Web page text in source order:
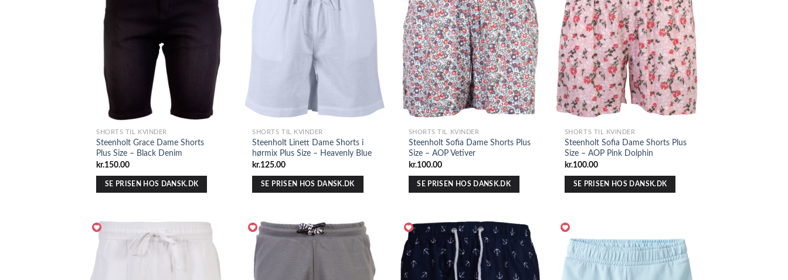
SHORTS TIL KVINDER
Steenholt Grace Dame Shorts
Plus Size – Black Denim
kr.150.00
SE PRISEN HOS DANSK.DK
SHORTS TIL KVINDER
Steenholt Linett Dame Shorts i
hørmix Plus Size – Heavenly Blue
kr.125.00
SE PRISEN HOS DANSK.DK
SHORTS TIL KVINDER
Steenholt Sofia Dame Shorts Plus
Size – AOP Vetiver
kr.100.00
SE PRISEN HOS DANSK.DK
SHORTS TIL KVINDER
Steenholt Sofia Dame Shorts Plus
Size – AOP Pink Dolphin
kr.100.00
SE PRISEN HOS DANSK.DK